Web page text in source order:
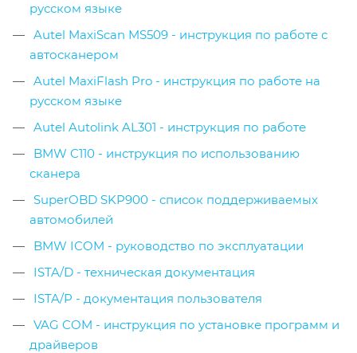
русском языке
Autel MaxiScan MS509 - инструкция по работе с
автосканером
Autel MaxiFlash Pro - инструкция по работе на
русском языке
Autel Autolink AL301 - инструкция по работе
BMW C110 - инструкция по использованию
сканера
SuperOBD SKP900 - список поддерживаемых
автомобилей
BMW ICOM - руководство по эксплуатации
ISTA/D - техническая документация
ISTA/P - документация пользователя
VAG COM - инструкция по установке программ и
драйверов